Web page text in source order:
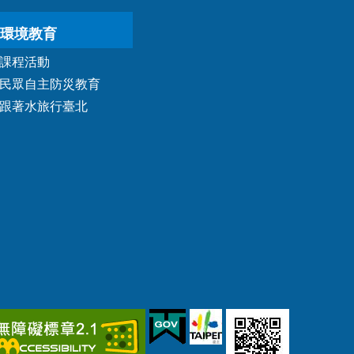
環境教育
課程活動
民眾自主防災教育
跟著水旅行臺北